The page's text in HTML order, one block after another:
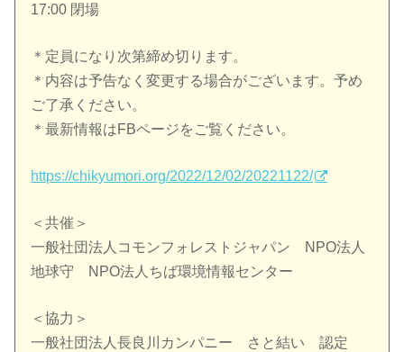
17:00 閉場
＊定員になり次第締め切ります。
＊内容は予告なく変更する場合がございます。予め
ご了承ください。
＊最新情報はFBページをご覧ください。
https://chikyumori.org/2022/12/02/20221122/
＜共催＞
一般社団法人コモンフォレストジャパン NPO法人
地球守 NPO法人ちば環境情報センター
＜協力＞
一般社団法人長良川カンパニー さと結い 認定